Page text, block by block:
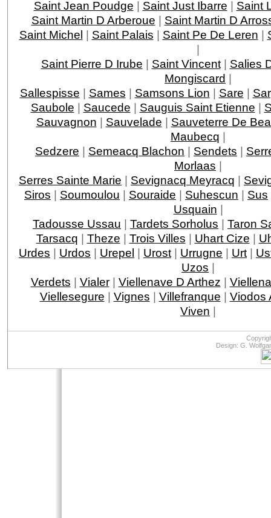
Saint Jean Poudge | Saint Just Ibarre | Saint
Saint Martin D Arberoue | Saint Martin D
Saint Michel | Saint Palais | Saint Pe De Leren |
|
Saint Pierre D Irube | Saint Vincent| Salies
Mongiscard |
Sallespisse | Sames | Samsons Lion | Sare |
Saubole | Saucede | Sauguis Saint Etienne |
Sauvagnon | Sauvelade | Sauveterre De
Maubecq |
Sedzere | Semeacq Blachon | Sendets |
Morlaas |
Serres Sainte Marie | Sevignacq Meyracq |
Siros | Soumoulou | Souraide | Suhescun | Sus
Usquain |
Tadousse Ussau | Tardets Sorholus | Taron
Tarsacq | Theze | Trois Villes | Uhart Cize |
Urdes | Urdos | Urepel | Urost | Urrugne | Urt |
Uzos |
Verdets | Vialer| Viellenave D Arthez |
Viellesegure | Vignes | Villefranque | Viodos
Viven |
Design: G.